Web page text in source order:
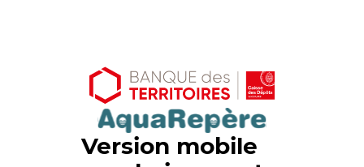
Version mobile